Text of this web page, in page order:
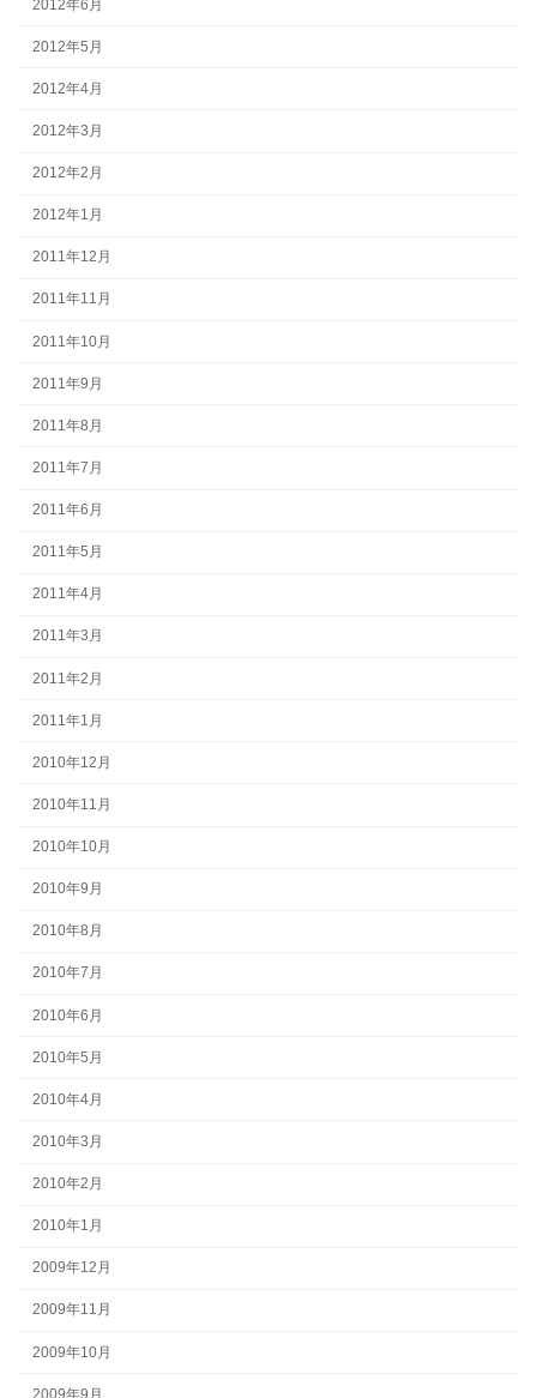
2012年6月
2012年5月
2012年4月
2012年3月
2012年2月
2012年1月
2011年12月
2011年11月
2011年10月
2011年9月
2011年8月
2011年7月
2011年6月
2011年5月
2011年4月
2011年3月
2011年2月
2011年1月
2010年12月
2010年11月
2010年10月
2010年9月
2010年8月
2010年7月
2010年6月
2010年5月
2010年4月
2010年3月
2010年2月
2010年1月
2009年12月
2009年11月
2009年10月
2009年9月